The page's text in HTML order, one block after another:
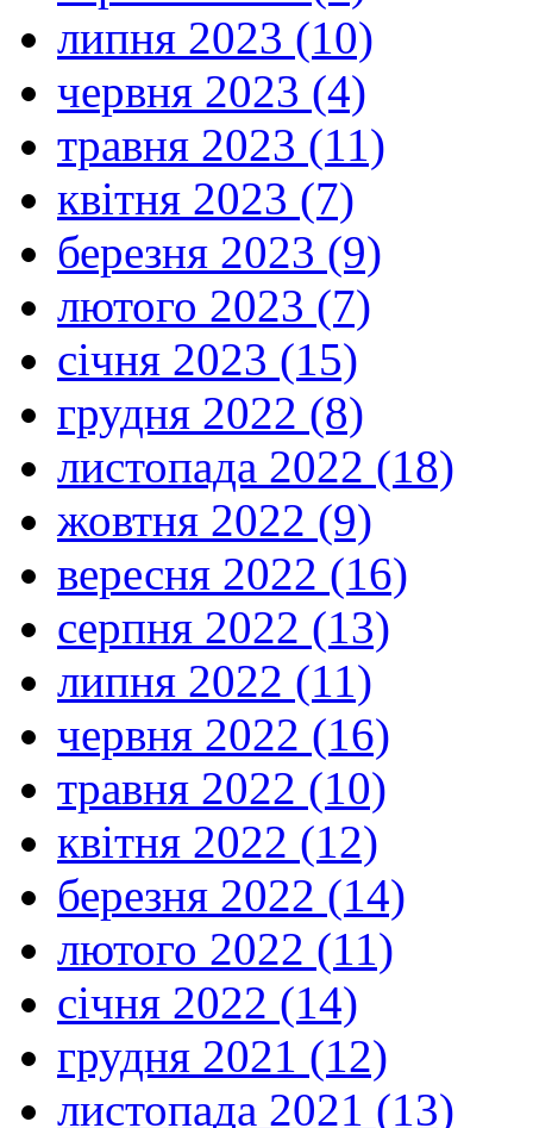
липня 2023 (10)
червня 2023 (4)
травня 2023 (11)
квітня 2023 (7)
березня 2023 (9)
лютого 2023 (7)
січня 2023 (15)
грудня 2022 (8)
листопада 2022 (18)
жовтня 2022 (9)
вересня 2022 (16)
серпня 2022 (13)
липня 2022 (11)
червня 2022 (16)
травня 2022 (10)
квітня 2022 (12)
березня 2022 (14)
лютого 2022 (11)
січня 2022 (14)
грудня 2021 (12)
листопада 2021 (13)